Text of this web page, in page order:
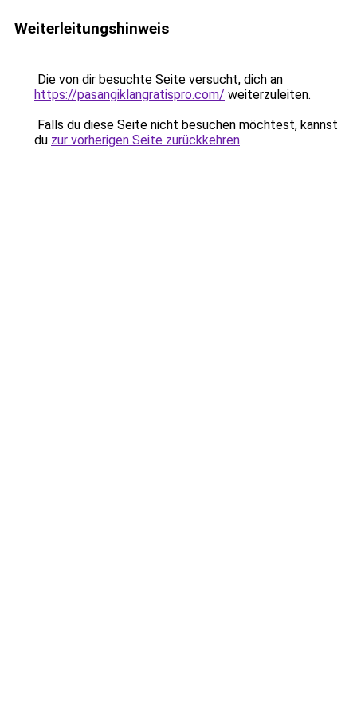
Weiterleitungshinweis
Die von dir besuchte Seite versucht, dich an
https://pasangiklangratispro.com/ weiterzuleiten.
Falls du diese Seite nicht besuchen möchtest, kannst
du zur vorherigen Seite zurückkehren.